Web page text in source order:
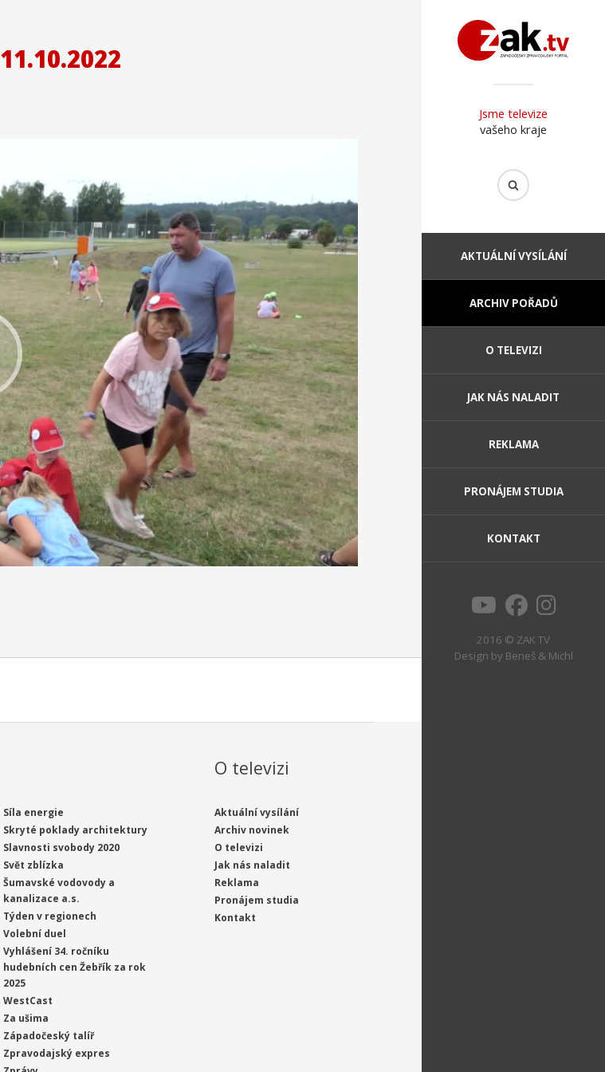
Jsme televize
vašeho kraje
AKTUÁLNÍ VYSÍLÁNÍ
ARCHIV POŘADŮ
O TELEVIZI
JAK NÁS NALADIT
REKLAMA
PRONÁJEM STUDIA
KONTAKT
2016 © ZAK TV
Design by Beneš & Michl
11.10.2022
Síla energie
Skryté poklady architektury
Slavnosti svobody 2020
Svět zblízka
Šumavské vodovody a
kanalizace a.s.
Týden v regionech
Volební duel
Vyhlášení 34. ročníku
hudebních cen Žebřík za rok
2025
WestCast
Za ušima
Západočeský talíř
Zpravodajský expres
O televizi
Aktuální vysílání
Archiv novinek
O televizi
Jak nás naladit
Reklama
Pronájem studia
Kontakt